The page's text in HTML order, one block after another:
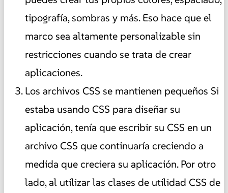
tipografía, sombras y más. Eso hace que el
marco sea altamente personalizable sin
restricciones cuando se trata de crear
aplicaciones.
Los archivos CSS se mantienen pequeños Si
estaba usando CSS para diseñar su
aplicación, tenía que escribir su CSS en un
archivo CSS que continuaría creciendo a
medida que creciera su aplicación. Por otro
lado, al utilizar las clases de utilidad CSS de